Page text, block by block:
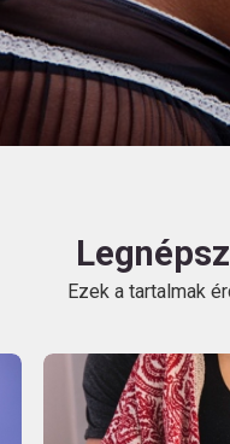
Ezek a tartalmak